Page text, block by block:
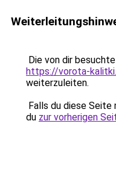
Die von dir
https://vorota-
weiterzuleiten.
Falls du diese
du zur vorherigen